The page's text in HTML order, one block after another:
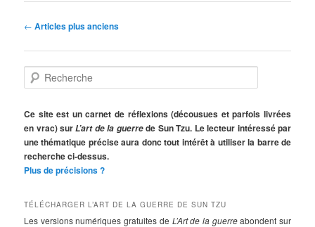
Navigation
articles
← Articles plus anciens
e
h
e
r
c
h
Ce site est un carnet de réflexions (décousues et parfois livrées
en vrac) surL’art de la guerrede Sun Tzu. Le lecteur intéressé par
une thématique précise aura donc tout intérêt à utiliser la barre de
recherche ci-dessus.
Plus de précisions ?
TÉLÉCHARGER L’ART DE LA GUERRE DE SUN TZU
Les versions numériques gratuites de L’Art de la guerreabondent sur